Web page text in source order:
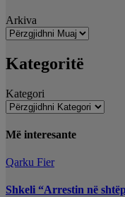
Arkiva
Kategoritë
Kategori
Më interesante
Qarku Fier
Shkeli “Arrestin në